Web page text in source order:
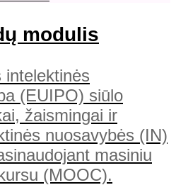
modulis
intelektinės
(EUIPO) siūlo
žaismingai ir
nuosavybės (IN)
masiniu
(MOOC).